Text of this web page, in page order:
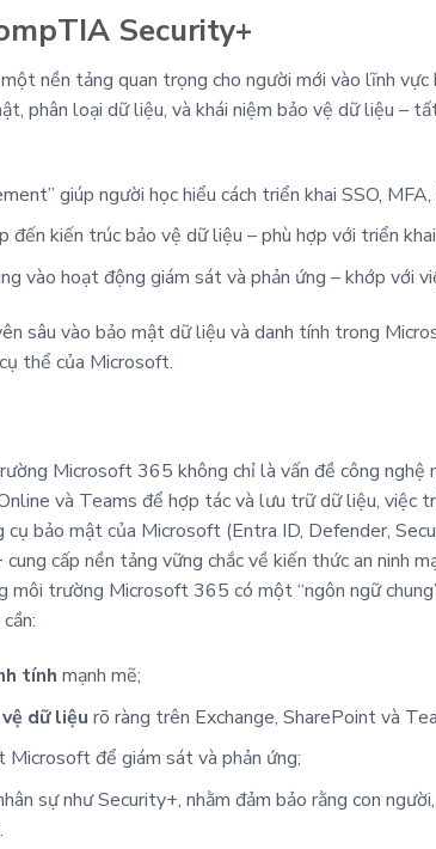
Security+
nền tảng quan trọng cho người mới vào lĩnh
phân loại dữ liệu, và khái niệm bảo vệ dữ liệu
giúp người học hiểu cách triển khai SSO,
đến kiến trúc bảo vệ dữ liệu – phù hợp với triển
vào hoạt động giám sát và phản ứng – khớp với
sâu vào bảo mật dữ liệu và danh tính trong
thể của Microsoft.
Microsoft 365 không chỉ là vấn đề công nghệ
và Teams để hợp tác và lưu trữ dữ liệu, việc
bảo mật của Microsoft (Entra ID, Defender,
cấp nền tảng vững chắc về kiến thức an ninh
môi trường Microsoft 365 có một “ngôn ngữ
tính mạnh mẽ;
dữ liệu rõ ràng trên Exchange, SharePoint và
Microsoft để giám sát và phản ứng;
sự như Security+, nhằm đảm bảo rằng con